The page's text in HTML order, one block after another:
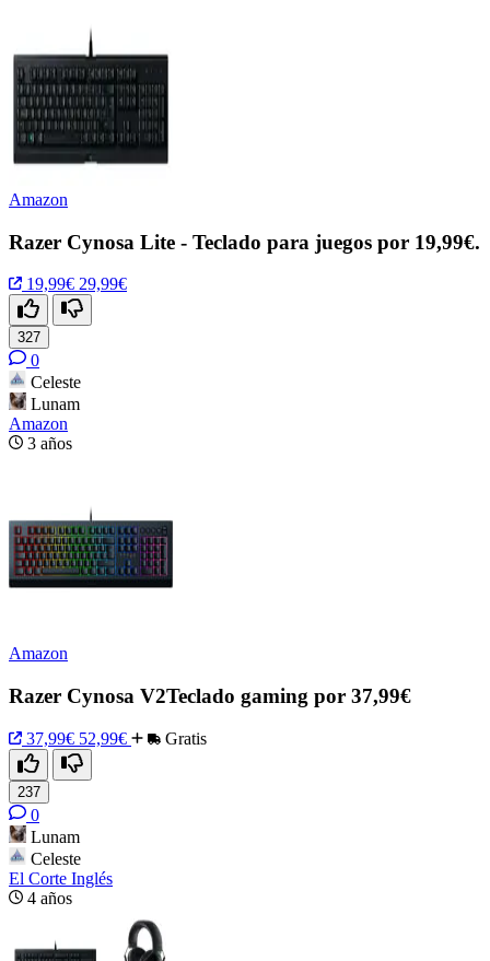
Amazon
Razer Cynosa Lite - Teclado para juegos por 19,99€.
19,99€ 29,99€
327
0
Celeste
Lunam
Amazon
3 años
Amazon
Razer Cynosa V2Teclado gaming por 37,99€
37,99€ 52,99€ Gratis
237
0
Lunam
Celeste
El Corte Inglés
4 años